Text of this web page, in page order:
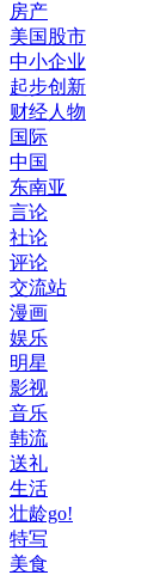
房产
美国股市
中小企业
起步创新
财经人物
国际
中国
东南亚
言论
社论
评论
交流站
漫画
娱乐
明星
影视
音乐
韩流
送礼
生活
壮龄go!
特写
美食